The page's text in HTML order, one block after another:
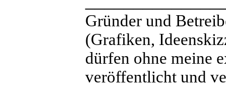
Gründer und
(Grafiken,
dürfen ohne meine
veröffentlicht und